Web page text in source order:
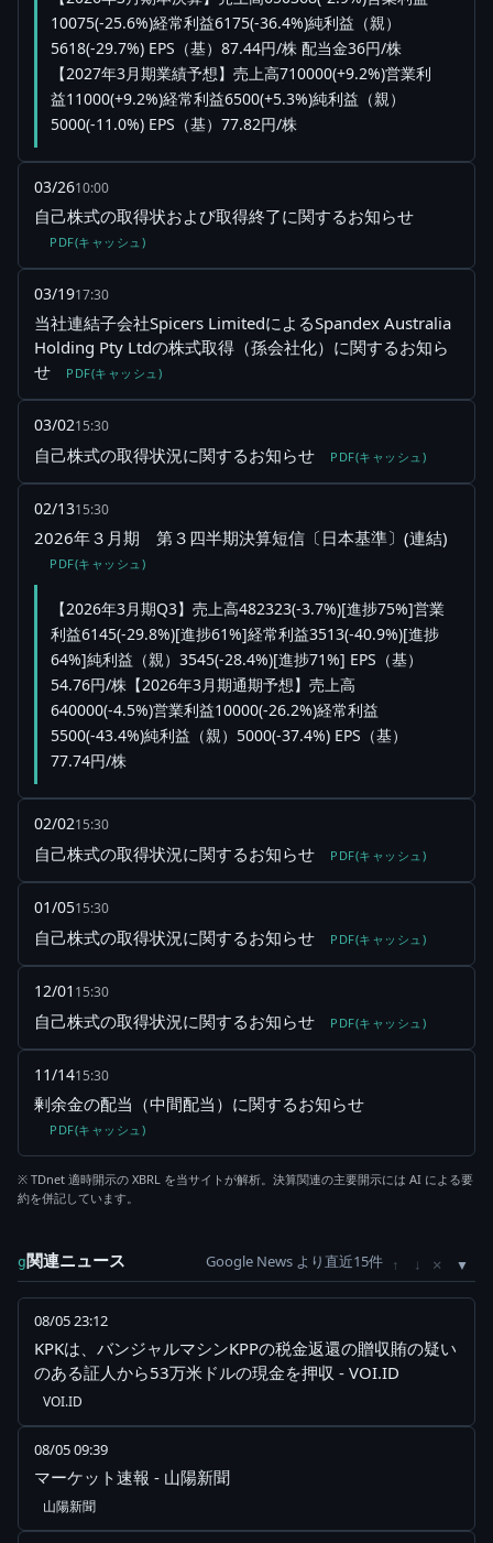
10075(-25.6%)経常利益6175(-36.4%)純利益（親）
5618(-29.7%) EPS（基）87.44円/株 配当金36円/株
【2027年3月期業績予想】売上高710000(+9.2%)営業利
益11000(+9.2%)経常利益6500(+5.3%)純利益（親）
5000(-11.0%) EPS（基）77.82円/株
03/2610:00
自己株式の取得状および取得終了に関するお知らせ
PDF(キャッシュ)
03/1917:30
当社連結子会社Spicers LimitedによるSpandex Australia
Holding Pty Ltdの株式取得（孫会社化）に関するお知ら
せ
PDF(キャッシュ)
03/0215:30
自己株式の取得状況に関するお知らせ PDF(キャッシュ)
02/1315:30
2026年３月期 第３四半期決算短信〔日本基準〕(連結)
PDF(キャッシュ)
【2026年3月期Q3】売上高482323(-3.7%)[進捗75%]営業
利益6145(-29.8%)[進捗61%]経常利益3513(-40.9%)[進捗
64%]純利益（親）3545(-28.4%)[進捗71%] EPS（基）
54.76円/株【2026年3月期通期予想】売上高
640000(-4.5%)営業利益10000(-26.2%)経常利益
5500(-43.4%)純利益（親）5000(-37.4%) EPS（基）
77.74円/株
02/0215:30
自己株式の取得状況に関するお知らせ PDF(キャッシュ)
01/0515:30
自己株式の取得状況に関するお知らせ PDF(キャッシュ)
12/01 15:30
自己株式の取得状況に関するお知らせ PDF(キャッシュ)
11/1415:30
剰余金の配当（中間配当）に関するお知らせ
PDF(キャッシュ)
※ TDnet 適時開示の XBRL を当サイトが解析。決算関連の主要開示には AI による要
約を併記しています。
g関連ニュース Google News より直近15件 ↑ ↓ ×
08/05 23:12
KPKは、バンジャルマシンKPPの税金返還の贈収賄の疑い
のある証人から53万米ドルの現金を押収 - VOI.ID
VOI.ID
08/05 09:39
マーケット速報 - 山陽新聞
山陽新聞